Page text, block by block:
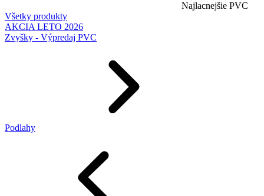
Najlacnejšie PVC
Všetky produkty
AKCIA LETO 2026
Zvyšky - Výpredaj PVC
Podlahy